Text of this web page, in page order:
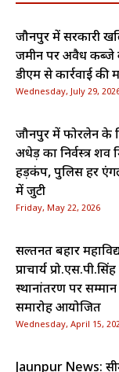
जौनपुर में सरकारी
जमीन पर अवैध कब्जे
डीएम से कार्रवाई की
Wednesday, July 29,
जौनपुर में फोरलेन के
अधेड़ का निर्वस्त्र शव
हड़कंप, पुलिस हर
में जुटी
Friday, May 22, 2026
सल्तनत बहादुर
प्राचार्य
स्थानांतरण पर
समारोह आयोजित
Wednesday, April 15,
Jaunpur News: